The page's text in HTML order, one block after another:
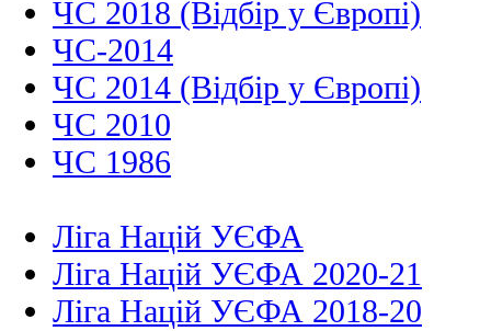
ЧС 2018 (Відбір у Європі)
ЧС-2014
ЧС 2014 (Відбір у Європі)
ЧС 2010
ЧС 1986
Ліга Націй УЄФА
Ліга Націй УЄФА 2020-21
Ліга Націй УЄФА 2018-20